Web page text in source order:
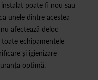
poate fi nou sau
unele dintre acestea
afectează deloc
echipamentele
și igienizare
optimă.